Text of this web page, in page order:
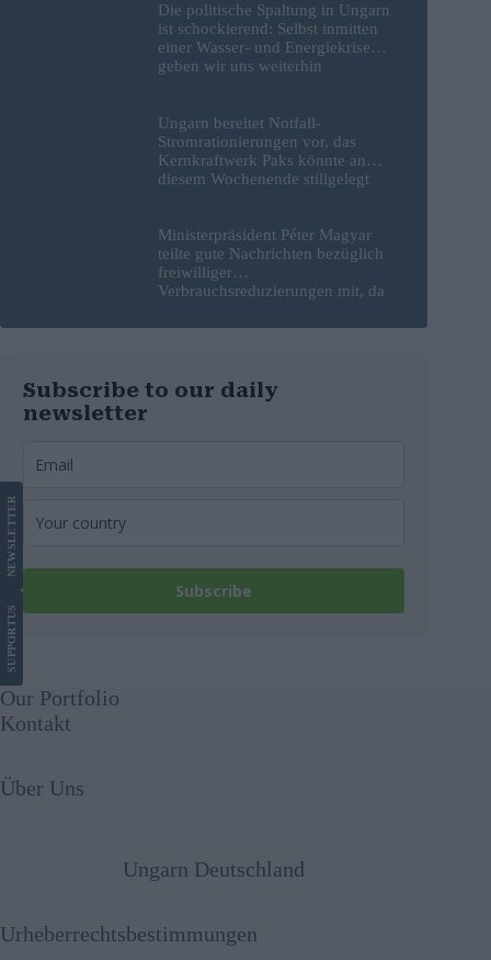
Die politische Spaltung in Ungarn
ist schockierend: Selbst inmitten
einer Wasser- und Energiekrise
geben wir uns weiterhin
Ungarn bereitet Notfall-
Stromrationierungen vor, das
Kernkraftwerk Paks könnte an
diesem Wochenende stillgelegt
Ministerpräsident Péter Magyar
teilte gute Nachrichten bezüglich
freiwilliger
Verbrauchsreduzierungen mit, da
wurden
Subscribe to our daily
newsletter
Subscribe
SUPPORT
US
NEWS
LETTER
Our Portfolio
Kontakt
Über Uns
Ungarn Deutschland
Urheberrechtsbestimmungen